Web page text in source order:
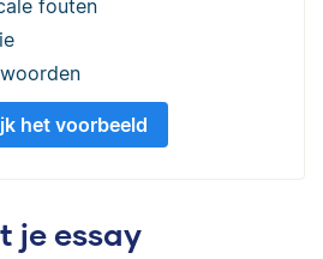
fouten
het voorbeeld
je essay